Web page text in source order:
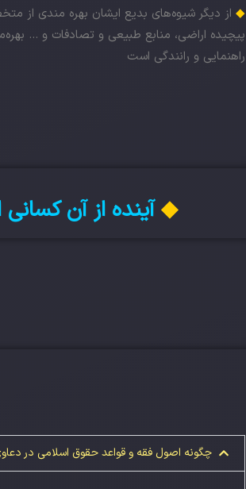
◆ از دیگر شیوه‌های بدیع ایشان بهره مندی از
پیچیده اراضی، منابع طبیعی و تصادفات و …
راهنمایی و رانندگی است
◆ آینده از آن
چگونه اصول فقه و قواعد حقوق اسلامی در